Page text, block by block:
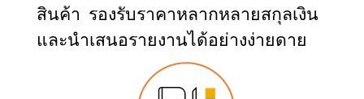
สินค้า รองรับราคาหลากหลายสกุลเงิน
และนำเสนอรายงานได้อย่างง่ายดาย